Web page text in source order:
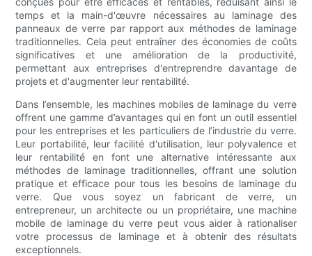
temps et la main-d'œuvre nécessaires au laminage des
panneaux de verre par rapport aux méthodes de laminage
traditionnelles. Cela peut entraîner des économies de coûts
significatives et une amélioration de la productivité,
permettant aux entreprises d'entreprendre davantage de
projets et d'augmenter leur rentabilité.
Dans l’ensemble, les machines mobiles de laminage du verre
offrent une gamme d’avantages qui en font un outil essentiel
pour les entreprises et les particuliers de l’industrie du verre.
Leur portabilité, leur facilité d'utilisation, leur polyvalence et
leur rentabilité en font une alternative intéressante aux
méthodes de laminage traditionnelles, offrant une solution
pratique et efficace pour tous les besoins de laminage du
verre. Que vous soyez un fabricant de verre, un
entrepreneur, un architecte ou un propriétaire, une machine
mobile de laminage du verre peut vous aider à rationaliser
votre processus de laminage et à obtenir des résultats
exceptionnels.